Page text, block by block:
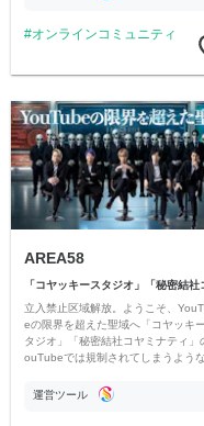
オンラインコミュニティ
AREA58
立入禁止区域解放。ようこそ、
eの限界を超えた聖域へ「コヤッキ
タジオ」「秘密結社コヤミナティ」
ouTubeでは規制されてしまうよう
公開。
運営ツール